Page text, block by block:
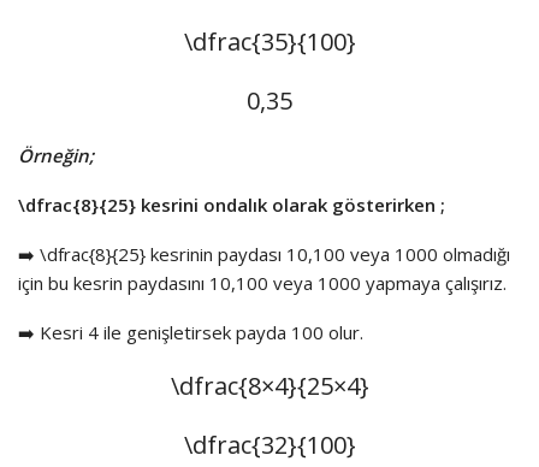
\dfrac{35}{100}
0,35
Örneğin;
\dfrac{8}{25} kesrini ondalık olarak gösterirken ;
➡️ \dfrac{8}{25} kesrinin paydası 10,100 veya 1000 olmadığı
için bu kesrin paydasını 10,100 veya 1000 yapmaya çalışırız.
➡️ Kesri 4 ile genişletirsek payda 100 olur.
\dfrac{8×4}{25×4}
\dfrac{32}{100}